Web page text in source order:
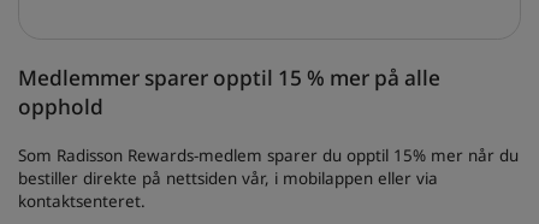
Medlemmer sparer opptil 15 % mer på alle
opphold
Som Radisson Rewards-medlem sparer du opptil 15% mer når du
bestiller direkte på nettsiden vår, i mobilappen eller via
kontaktsenteret.